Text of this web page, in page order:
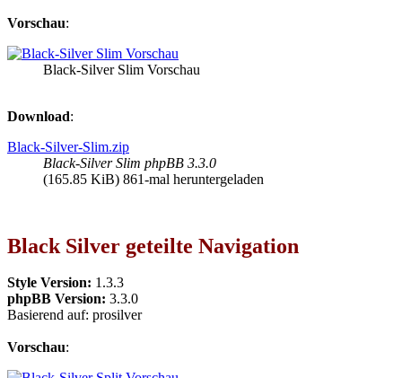
Vorschau:
Black-Silver Slim Vorschau
Download:
Black-Silver-Slim.zip
Black-Silver Slim phpBB 3.3.0
(165.85 KiB) 861-mal heruntergeladen
Black Silver geteilte Navigation
Style Version: 1.3.3
phpBB Version: 3.3.0
Basierend auf: prosilver
Vorschau: